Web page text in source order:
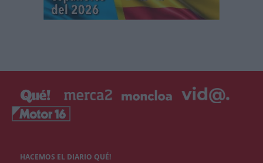
HACEMOS EL DIARIO QUÉ!